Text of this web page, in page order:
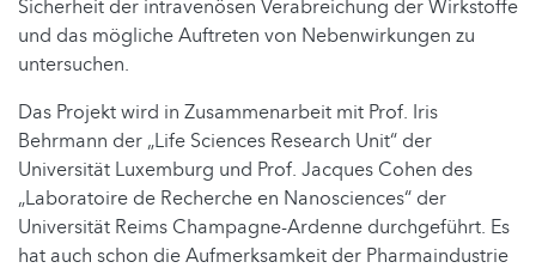
Sicherheit der intravenösen Verabreichung der Wirkstoffe
und das mögliche Auftreten von Nebenwirkungen zu
untersuchen.
Das Projekt wird in Zusammenarbeit mit Prof. Iris
Behrmann der „Life Sciences Research Unit“ der
Universität Luxemburg und Prof. Jacques Cohen des
„Laboratoire de Recherche en Nanosciences“ der
Universität Reims Champagne-Ardenne durchgeführt. Es
hat auch schon die Aufmerksamkeit der Pharmaindustrie